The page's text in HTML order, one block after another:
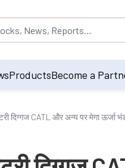
populated by default on
ProductsBecome a
दिग्गज CATL और अन्य पर मेगा ऊर्जा